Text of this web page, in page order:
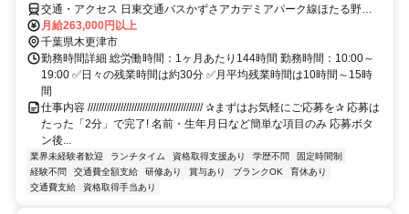
交通・アクセス 日東交通バスかずさアカデミアパーク線ほたる野停
下車徒歩1分、JR久留里線 上総清川下車 徒歩25分
月給263,000円以上
千葉県木更津市
勤務時間詳細 総労働時間：1ヶ月あたり144時間 勤務時間：10:00～
19:00 ✅日々の残業時間は約30分 ✅月平均残業時間は10時間～15時
間
仕事内容 ////////////////////////////////////////// ✰まずはお気軽にご応募を✰ 応募は
たった「2分」で完了! 名前・生年月日など簡単な項目のみ 応募ボタ
ン後...
業界未経験者歓迎 ランチタイム 資格取得支援あり 学歴不問
固定時間制
経験不問
交通費全額支給 研修あり 賞与あり ブランクOK
育休あり
交通費支給
資格取得手当あり